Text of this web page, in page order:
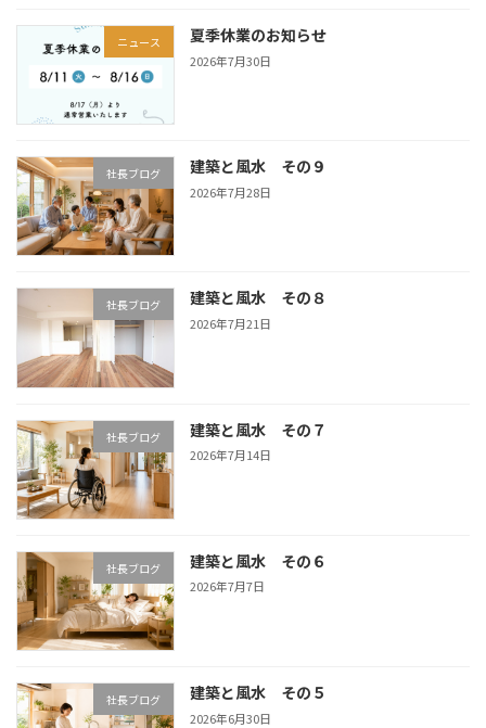
ニュース 夏季休業のお知らせ
2026年7月30日
社長ブログ 建築と風水 その９
2026年7月28日
社長ブログ 建築と風水 その８
2026年7月21日
社長ブログ 建築と風水 その７
2026年7月14日
社長ブログ 建築と風水 その６
2026年7月7日
社長ブログ 建築と風水 その５
2026年6月30日